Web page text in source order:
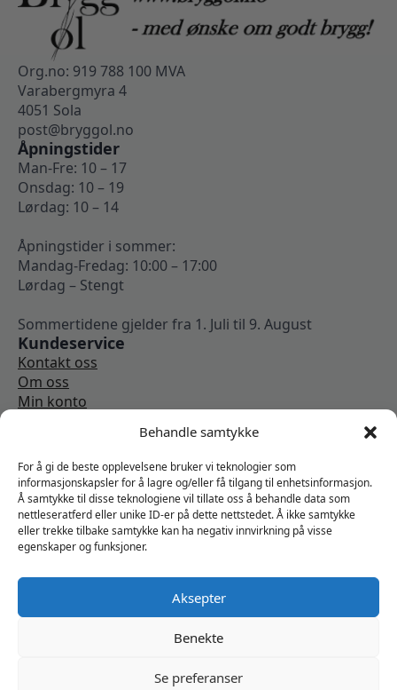
Behandle samtykke
For å gi de beste opplevelsene bruker vi teknologier som
informasjonskapsler for å lagre og/eller få tilgang til enhetsinformasjon.
Å samtykke til disse teknologiene vil tillate oss å behandle data som
nettleseratferd eller unike ID-er på dette nettstedet. Å ikke samtykke
eller trekke tilbake samtykke kan ha negativ innvirkning på visse
egenskaper og funksjoner.
Aksepter
Benekte
Se preferanser
Org.no: 919 788 100 MVA
Varabergmyra 4
4051 Sola
post@bryggol.no
Åpningstider
Man-Fre: 10 – 17
Onsdag: 10 – 19
Lørdag: 10 – 14
Åpningstider i sommer:
Mandag-Fredag: 10:00 – 17:00
Lørdag – Stengt
Sommertidene gjelder fra 1. Juli til 9. August
Kundeservice
Kontakt oss
Om oss
Min konto
Vi er sosiale